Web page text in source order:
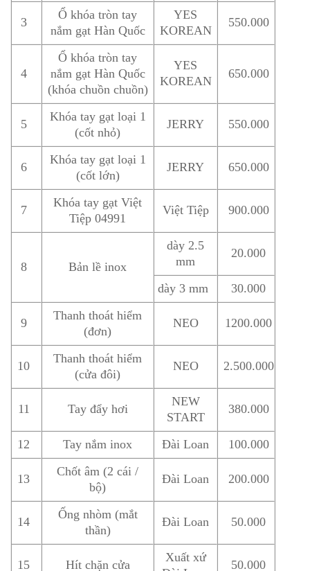
3
Ổ khóa tròn tay
nắm gạt Hàn Quốc
YES
KOREAN
550.000
4
Ổ khóa tròn tay
nắm gạt Hàn Quốc
(khóa chuồn chuồn)
YES
KOREAN
650.000
5
Khóa tay gạt loại 1
(cốt nhỏ)
JERRY 550.000
6
Khóa tay gạt loại 1
(cốt lớn)
JERRY 650.000
7
Khóa tay gạt Việt
Tiệp 04991
Việt Tiệp 900.000
8 Bản lề inox
dày 2.5
mm
20.000
dày 3 mm 30.000
9
Thanh thoát hiểm
(đơn)
NEO 1200.000
10
Thanh thoát hiểm
(cửa đôi)
NEO 2.500.000
11 Tay đẩy hơi
NEW
START
380.000
12 Tay nắm inox Đài Loan 100.000
13
Chốt âm (2 cái /
bộ)
Đài Loan 200.000
14
Ống nhòm (mắt
thần)
Đài Loan 50.000
15 Hít chặn cửa
Xuất xứ
50.000